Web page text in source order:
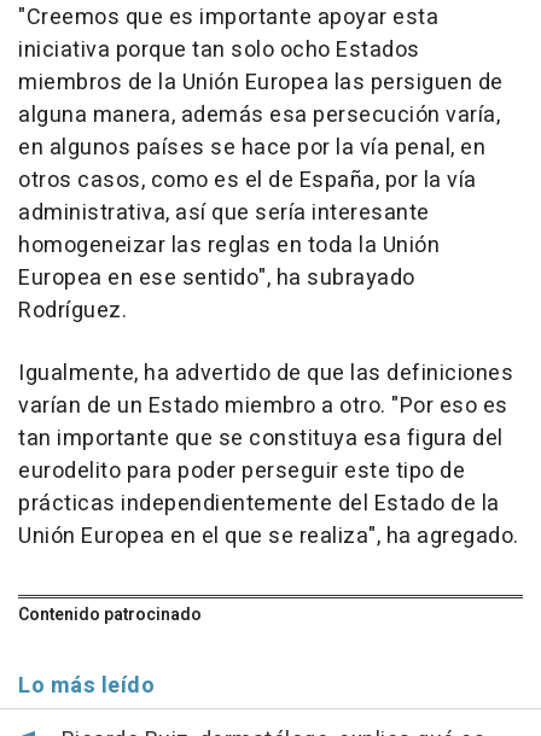
"Creemos que es importante apoyar esta
iniciativa porque tan solo ocho Estados
miembros de la Unión Europea las persiguen de
alguna manera, además esa persecución varía,
en algunos países se hace por la vía penal, en
otros casos, como es el de España, por la vía
administrativa, así que sería interesante
homogeneizar las reglas en toda la Unión
Europea en ese sentido", ha subrayado
Rodríguez.
Igualmente, ha advertido de que las definiciones
varían de un Estado miembro a otro. "Por eso es
tan importante que se constituya esa figura del
eurodelito para poder perseguir este tipo de
prácticas independientemente del Estado de la
Unión Europea en el que se realiza", ha agregado.
Contenido patrocinado
Lo más leído